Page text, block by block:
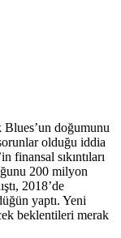
doğumunu
olduğu iddia
finansal sıkıntıları
200 milyon
2018’de
yaptı. Yeni
beklentileri merak